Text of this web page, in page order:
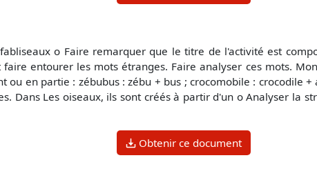
o Faire remarquer que le titre de l'activité est
entourer les mots étranges. Faire analyser ces mots.
en partie : zébubus : zébu + bus ; crocomobile : crocodile
Dans Les oiseaux, ils sont créés à partir d'un o Analyser la
Obtenir ce document